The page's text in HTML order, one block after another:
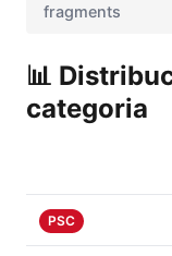
fragments
📊
categoria
PSC